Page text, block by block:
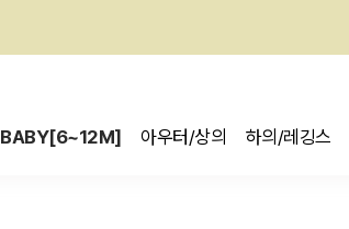
BABY[6~12M] 아우터/상의 하의/레깅스